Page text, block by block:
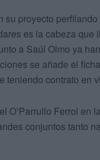
su proyecto
es la cabeza
a Saúl Olmo ya
se añade el
teniendo contrato en
O’Parrullo Ferrol en
conjuntos tanto